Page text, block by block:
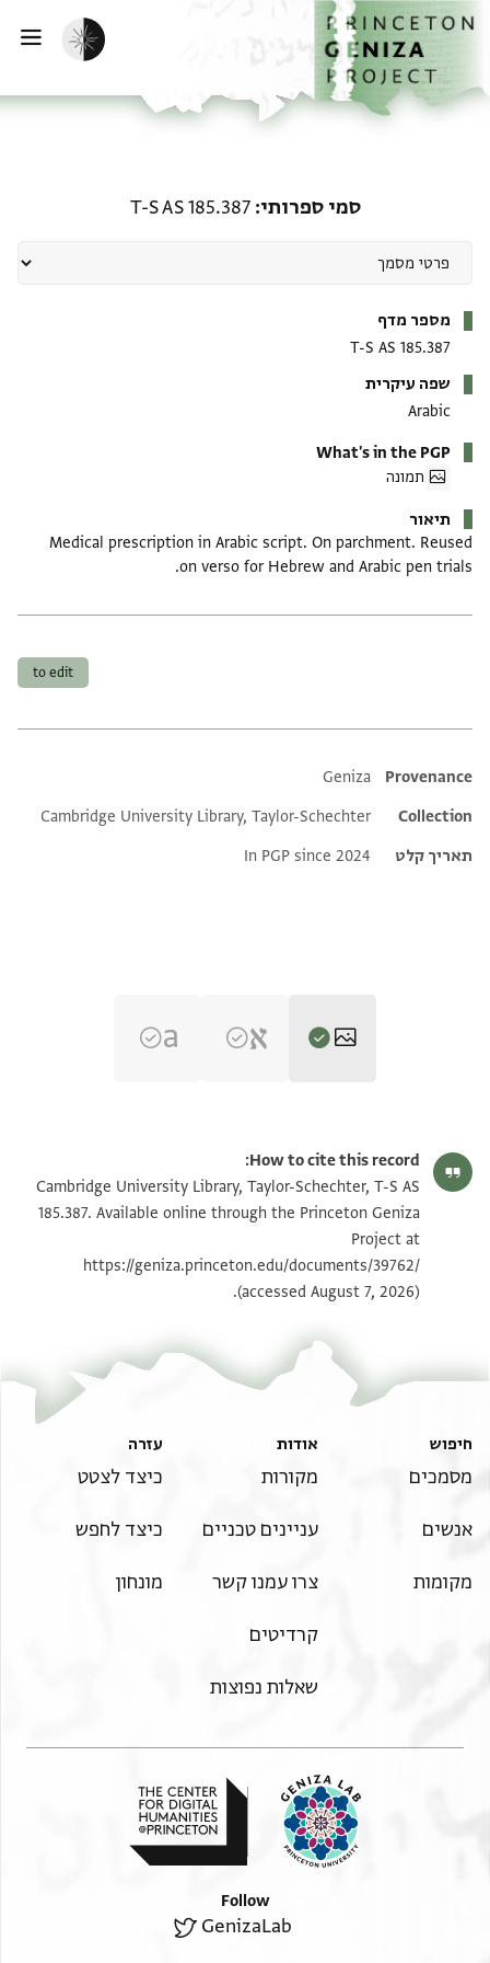
לתוכןהבית
הפעלת מצב כהה
סמי ספרותי T-S AS 185.387
מספר מדף
T-S AS 185.387
שפה עיקרית
Arabic
What's in the PGP
תמונה
תיאור
Medical prescription in Arabic script. On parchment. Reused
on verso for Hebrew and Arabic pen trials.
to edit
Additional metadata
Provenance
Geniza
Collection
Cambridge University Library, Taylor-Schechter
תאריך קלט
In PGP since 2024
T-S AS 185.387 1v הגדל וסובב
תנאי היתר שימוש בתצלום
How to cite this record:
Cambridge University Library, Taylor-Schechter, T-S AS
185.387. Available online through the Princeton Geniza
Project at
https://geniza.princeton.edu/documents/39762/
(accessed August 7, 2026).
חיפוש
מסמכים
אנשים
מקומות
אודות
מקורות
עניינים טכניים
צרו עמנו קשר
קרדיטים
שאלות נפוצות
עזרה
כיצד לצטט
כיצד לחפש
מונחון
Follow
GenizaLab